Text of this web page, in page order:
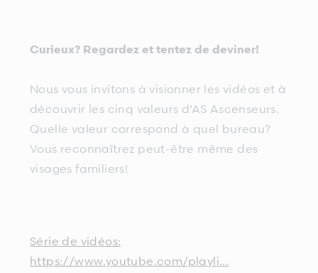
Curieux? Regardez et tentez de deviner!
Nous vous invitons à visionner les vidéos et à
découvrir les cinq valeurs d’AS Ascenseurs.
Quelle valeur correspond à quel bureau?
Vous reconnaîtrez peut-être même des
visages familiers!
Série de vidéos:
https://www.youtube.com/playli...